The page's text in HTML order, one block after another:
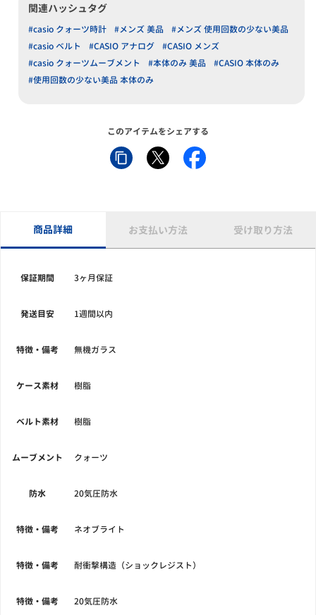
関連ハッシュタグ
#casio クォーツ時計 #メンズ 美品
#メンズ 使用回数の少ない美品
#casio ベルト
#CASIO アナログ
#CASIO メンズ
#casio クォーツムーブメント
#本体のみ 美品
#CASIO 本体のみ
#使用回数の少ない美品 本体のみ
このアイテムをシェアする
商品詳細 お支払い方法 受け取り方法
保証期間 3ヶ月保証
発送目安 1週間以内
特徴・備考 無機ガラス
ケース素材 樹脂
ベルト素材 樹脂
ムーブメント クォーツ
防水 20気圧防水
特徴・備考 ネオブライト
特徴・備考 耐衝撃構造（ショックレジスト）
特徴・備考 20気圧防水